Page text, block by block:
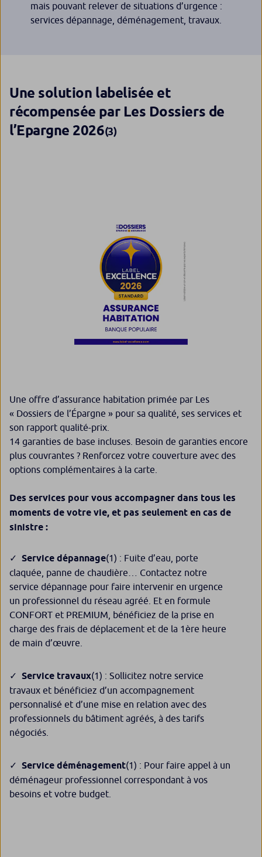
mais pouvant relever de situations d’urgence :
services dépannage, déménagement, travaux.
Une solution labelisée et
récompensée par Les Dossiers de
l’Epargne 2026(3)
Une offre d’assurance habitation primée par Les
« Dossiers de l’Épargne » pour sa qualité, ses services et
son rapport qualité-prix.
14 garanties de base incluses. Besoin de garanties encore
plus couvrantes ? Renforcez votre couverture avec des
options complémentaires à la carte.
Des services pour vous accompagner dans tous les
moments de votre vie, et pas seulement en cas de
sinistre :
Service dépannage(1) : Fuite d’eau, porte
claquée, panne de chaudière… Contactez notre
service dépannage pour faire intervenir en urgence
un professionnel du réseau agréé. Et en formule
CONFORT et PREMIUM, bénéficiez de la prise en
charge des frais de déplacement et de la 1ère heure
de main d’œuvre.
Service travaux(1) : Sollicitez notre service
travaux et bénéficiez d’un accompagnement
personnalisé et d’une mise en relation avec des
professionnels du bâtiment agréés, à des tarifs
négociés.
Service déménagement(1) : Pour faire appel à un
déménageur professionnel correspondant à vos
besoins et votre budget.